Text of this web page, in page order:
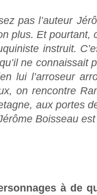
pas l’auteur
plus. Et pourtant,
instruit.
ne connaissait
lui l’arroseur
on rencontre
aux portes
Boisseau
à de